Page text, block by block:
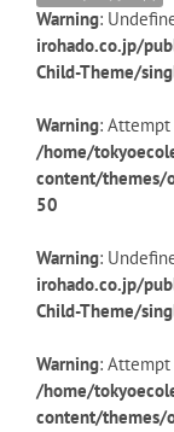
Warning:
irohado.co.jp/
Child-Theme/
Warning: Attempt
/home/
content/themes/
50
Warning:
irohado.co.jp/
Child-Theme/
Warning:
/home/
content/themes/